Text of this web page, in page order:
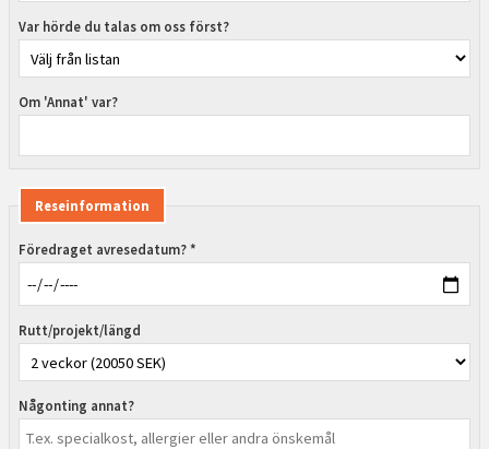
Var hörde du talas om oss först?
Om 'Annat' var?
Reseinformation
Föredraget avresedatum? *
Rutt/projekt/längd
Någonting annat?